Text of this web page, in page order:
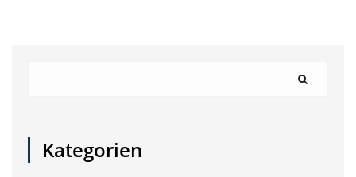
Kategorien